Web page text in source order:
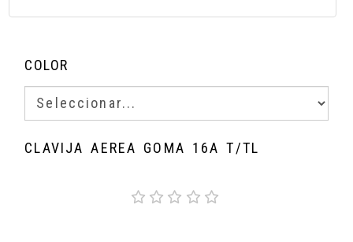
COLOR
CLAVIJA AEREA GOMA 16A T/TL